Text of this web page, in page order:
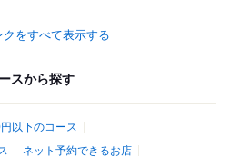
クをすべて表示する
スから探す
以下のコース
ネット予約できるお店